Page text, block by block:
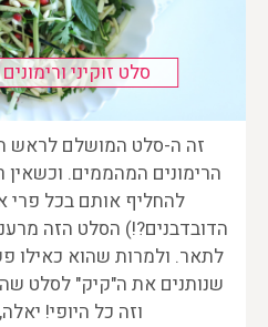
סלט זוקיני
זה ה-סלט המושלם לראש
הרימונים המהממים. וכשאין
להחליף אותם בכל פרי
הדובדבנים?!) הסלט הזה
לתאר. ולמרות שהוא כאילו
שנותנים את ה"קיק" לסלט
וזה כל היופי!